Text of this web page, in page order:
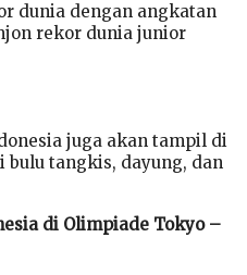
dunia dengan angkatan
rekor dunia junior
juga akan tampil di
bulu tangkis, dayung, dan
di Olimpiade Tokyo –